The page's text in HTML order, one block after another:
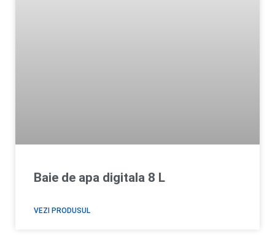
Baie de apa digitala 8 L
VEZI PRODUSUL